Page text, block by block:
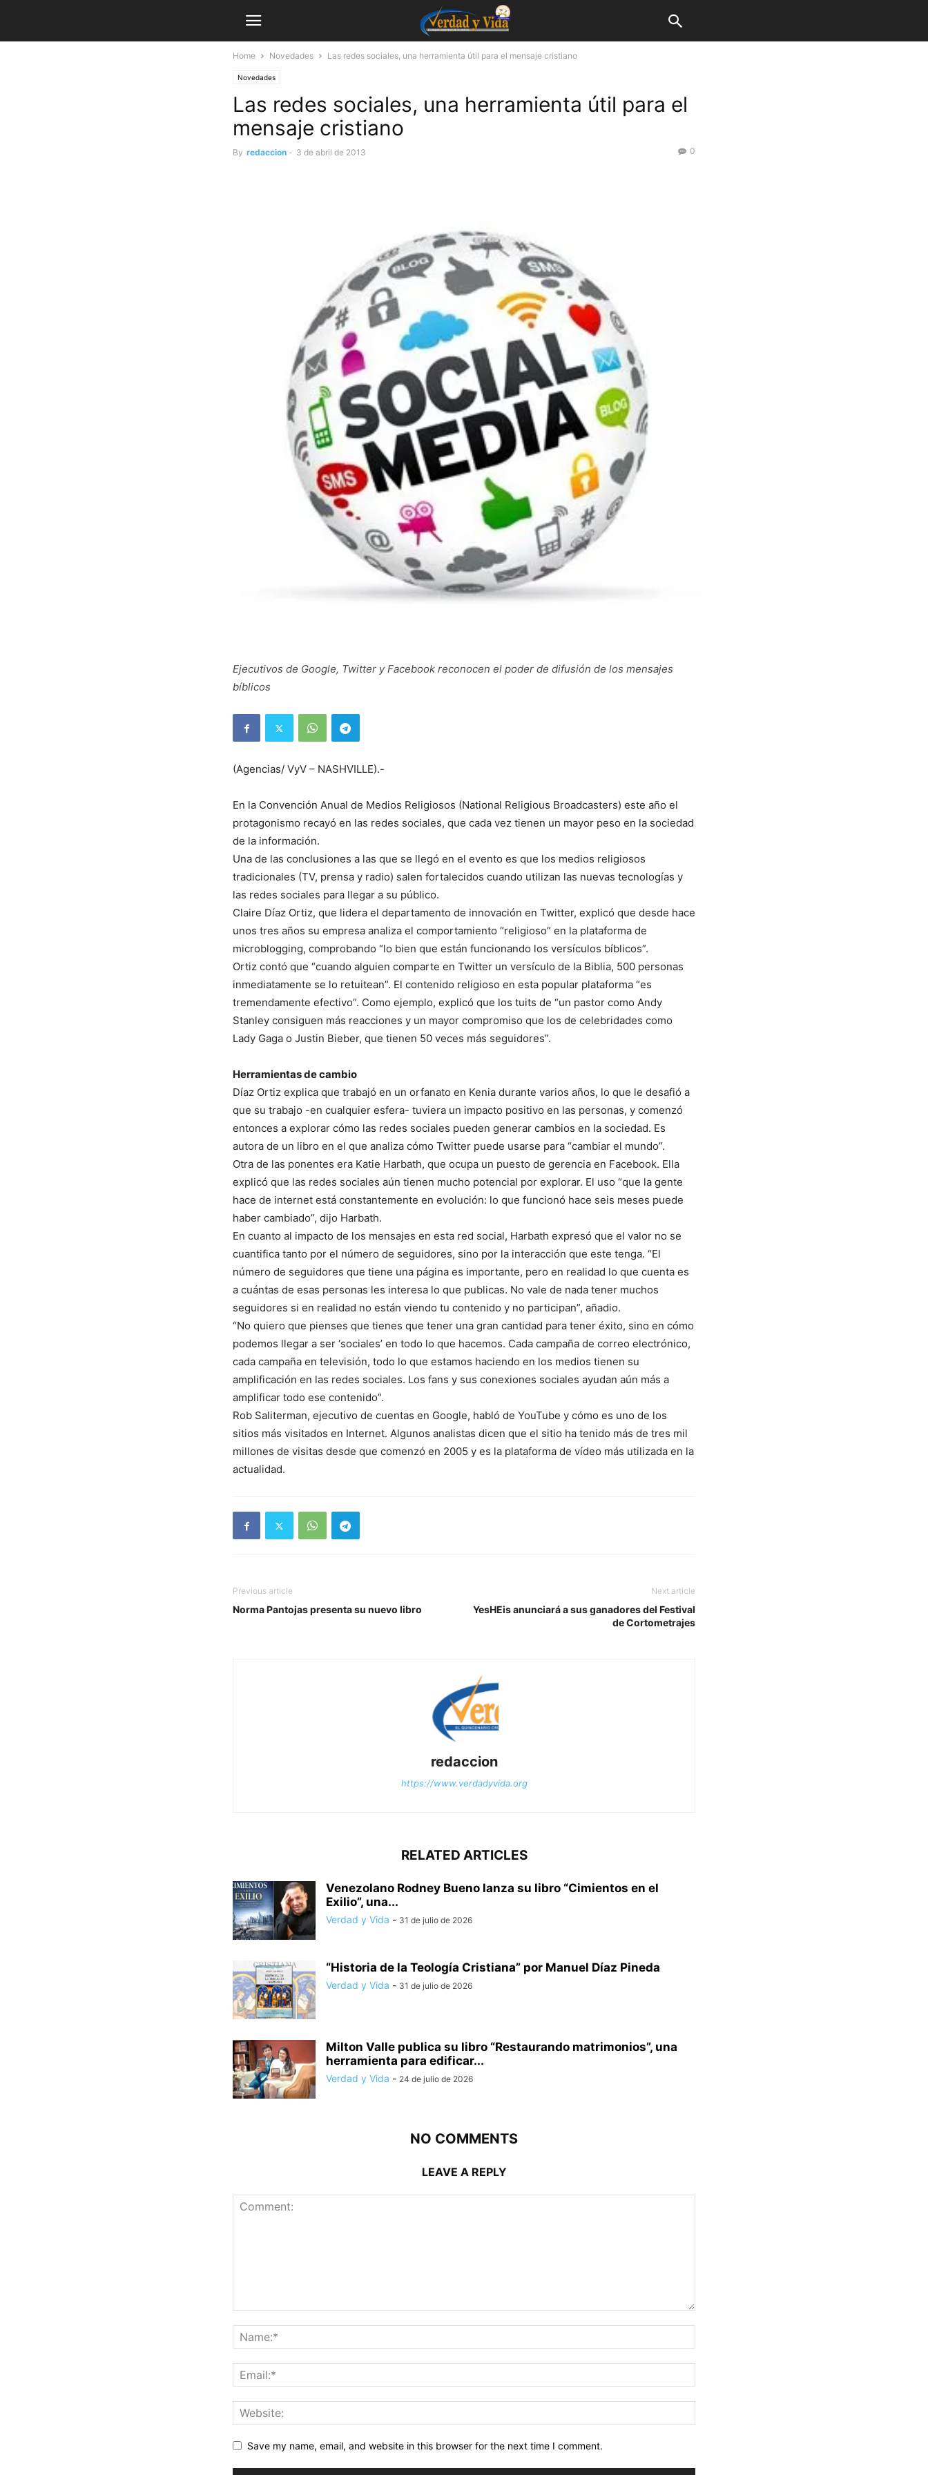
Home Novedades Las redes sociales, una herramienta útil para el mensaje cristiano
Novedades
Las redes sociales, una herramienta útil para el
mensaje cristiano
By redaccion - 3 de abril de 2013 0
Ejecutivos de Google, Twitter y Facebook reconocen el poder de difusión de los mensajes
bíblicos
(Agencias/ VyV – NASHVILLE).-
En la Convención Anual de Medios Religiosos (National Religious Broadcasters) este año el
protagonismo recayó en las redes sociales, que cada vez tienen un mayor peso en la sociedad
de la información.
Una de las conclusiones a las que se llegó en el evento es que los medios religiosos
tradicionales (TV, prensa y radio) salen fortalecidos cuando utilizan las nuevas tecnologías y
las redes sociales para llegar a su público.
Claire Díaz Ortiz, que lidera el departamento de innovación en Twitter, explicó que desde hace
unos tres años su empresa analiza el comportamiento “religioso” en la plataforma de
microblogging, comprobando “lo bien que están funcionando los versículos bíblicos”.
Ortiz contó que “cuando alguien comparte en Twitter un versículo de la Biblia, 500 personas
inmediatamente se lo retuitean”. El contenido religioso en esta popular plataforma “es
tremendamente efectivo”. Como ejemplo, explicó que los tuits de “un pastor como Andy
Stanley consiguen más reacciones y un mayor compromiso que los de celebridades como
Lady Gaga o Justin Bieber, que tienen 50 veces más seguidores”.
Herramientas de cambio
Díaz Ortiz explica que trabajó en un orfanato en Kenia durante varios años, lo que le desafió a
que su trabajo -en cualquier esfera- tuviera un impacto positivo en las personas, y comenzó
entonces a explorar cómo las redes sociales pueden generar cambios en la sociedad. Es
autora de un libro en el que analiza cómo Twitter puede usarse para “cambiar el mundo”.
Otra de las ponentes era Katie Harbath, que ocupa un puesto de gerencia en Facebook. Ella
explicó que las redes sociales aún tienen mucho potencial por explorar. El uso “que la gente
hace de internet está constantemente en evolución: lo que funcionó hace seis meses puede
haber cambiado”, dijo Harbath.
En cuanto al impacto de los mensajes en esta red social, Harbath expresó que el valor no se
cuantifica tanto por el número de seguidores, sino por la interacción que este tenga. “El
número de seguidores que tiene una página es importante, pero en realidad lo que cuenta es
a cuántas de esas personas les interesa lo que publicas. No vale de nada tener muchos
seguidores si en realidad no están viendo tu contenido y no participan”, añadio.
“No quiero que pienses que tienes que tener una gran cantidad para tener éxito, sino en cómo
podemos llegar a ser ‘sociales’ en todo lo que hacemos. Cada campaña de correo electrónico,
cada campaña en televisión, todo lo que estamos haciendo en los medios tienen su
amplificación en las redes sociales. Los fans y sus conexiones sociales ayudan aún más a
amplificar todo ese contenido”.
Rob Saliterman, ejecutivo de cuentas en Google, habló de YouTube y cómo es uno de los
sitios más visitados en Internet. Algunos analistas dicen que el sitio ha tenido más de tres mil
millones de visitas desde que comenzó en 2005 y es la plataforma de vídeo más utilizada en la
actualidad.
Previous article
Norma Pantojas presenta su nuevo libro
Next article
YesHEis anunciará a sus ganadores del Festival
de Cortometrajes
redaccion
https://www.verdadyvida.org
RELATED ARTICLES
Venezolano Rodney Bueno lanza su libro “Cimientos en el
Exilio”, una...
Verdad y Vida - 31 de julio de 2026
“Historia de la Teología Cristiana” por Manuel Díaz Pineda
Verdad y Vida - 31 de julio de 2026
Milton Valle publica su libro “Restaurando matrimonios”, una
herramienta para edificar...
Verdad y Vida - 24 de julio de 2026
NO COMMENTS
LEAVE A REPLY
Save my name, email, and website in this browser for the next time I comment.